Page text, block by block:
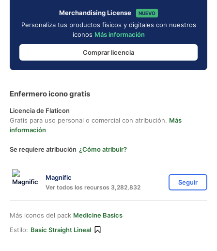
Merchandising License NUEVO
Personaliza tus productos físicos y digitales con nuestros
iconos Más información
Comprar licencia
Enfermero icono gratis
Licencia de Flaticon
Gratis para uso personal o comercial con atribución. Más
información
Se requiere atribución ¿Cómo atribuir?
Magnific
Ver todos los recursos 3,282,832
Seguir
Más iconos del pack Medicine Basics
Estilo: Basic Straight Lineal